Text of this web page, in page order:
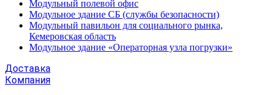
Модульный полевой офис
Модульное здание СБ (службы безопасности)
Модульный павильон для социального рынка,
Кемеровская область
Модульное здание «Операторная узла погрузки»
Доставка
Компания